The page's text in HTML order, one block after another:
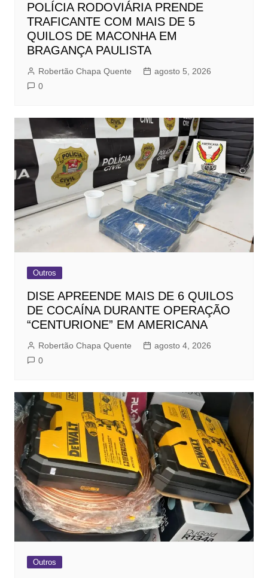
POLÍCIA RODOVIÁRIA PRENDE
TRAFICANTE COM MAIS DE 5
QUILOS DE MACONHA EM
BRAGANÇA PAULISTA
Robertão Chapa Quente
agosto 5, 2026
0
Outros
DISE APREENDE MAIS DE 6 QUILOS
DE COCAÍNA DURANTE OPERAÇÃO
“CENTURIONE” EM AMERICANA
Robertão Chapa Quente
agosto 4, 2026
0
Outros